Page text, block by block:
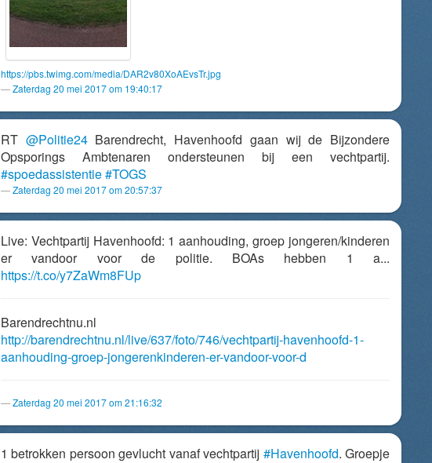
https://pbs.twimg.com/media/DAR2v80XoAEvsTr.jpg
Zaterdag 20 mei 2017 om 19:40:17
RT @Politie24Barendrecht, Havenhoofd gaan wij de Bijzondere
Opsporings Ambtenaren ondersteunen bij een vechtpartij.
#spoedassistentie#TOGS
Zaterdag 20 mei 2017 om 20:57:37
Live: Vechtpartij Havenhoofd: 1 aanhouding, groep jongeren/kinderen
er vandoor voor de politie. BOAs hebben 1 a...
https://t.co/y7ZaWm8FUp
Barendrechtnu.nl
http://barendrechtnu.nl/live/637/foto/746/vechtpartij-havenhoofd-1-
aanhouding-groep-jongerenkinderen-er-vandoor-voor-d
Zaterdag 20 mei 2017 om 21:16:32
1 betrokken persoon gevlucht vanaf vechtpartij #Havenhoofd. Groepje